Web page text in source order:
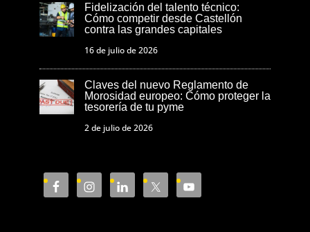
Fidelización del talento técnico:
Cómo competir desde Castellón
contra las grandes capitales
16 de julio de 2026
Claves del nuevo Reglamento de
Morosidad europeo: Cómo proteger la
tesorería de tu pyme
2 de julio de 2026